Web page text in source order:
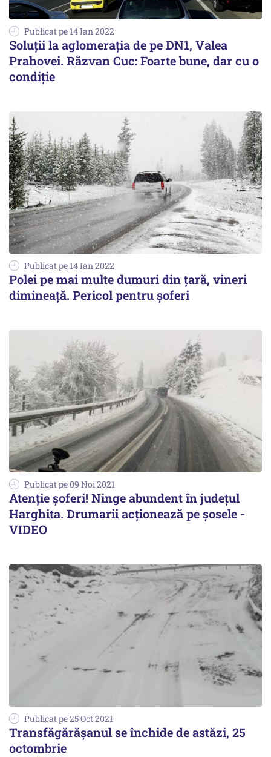
Publicat pe 14 Ian 2022
Soluţii la aglomeraţia de pe DN1, Valea
Prahovei. Răzvan Cuc: Foarte bune, dar cu o
condiţie
Publicat pe 14 Ian 2022
Polei pe mai multe dumuri din ţară, vineri
dimineaţă. Pericol pentru şoferi
Publicat pe 09 Noi 2021
Atenție șoferi! Ninge abundent în județul
Harghita. Drumarii acționează pe șosele -
VIDEO
Publicat pe 25 Oct 2021
Transfăgărășanul se închide de astăzi, 25
octombrie